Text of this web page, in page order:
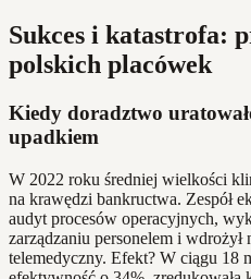
Sukces i katastrofa:
polskich placówek
Kiedy doradztwo
upadkiem
W 2022 roku średniej wielkości
na krawędzi bankructwa. Zespół
audyt procesów operacyjnych,
zarządzaniu personelem i wdrożył
telemedyczny. Efekt? W ciągu 18